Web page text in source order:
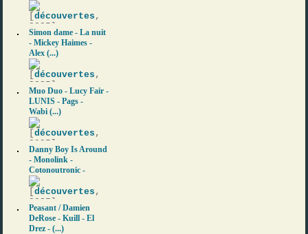
[découvertes ,
2025]
Simon dame - La nuit
- Mickey Haimes -
Alex (...)
[découvertes ,
2025]
Muo Duo - Lucy Fair -
LUNIS - Pags -
Wabi (...)
[découvertes ,
2025]
Danny Boy Is Around
- Monolink -
Cotonoutronic -
[découvertes ,
2025]
Peasant / Damien
DeRose - Kuill - El
Drez - (...)